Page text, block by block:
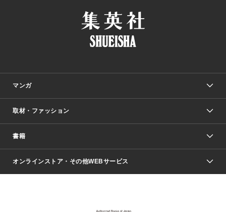
マンガ
少年マンガ
Vジャンプ
週刊ヤングジャンプ
少女マンガ
取材・ファッション
Seventeen
芸能・情報・スポーツ
書籍
文芸・文庫・総合
オンラインストア・その他WEBサービス